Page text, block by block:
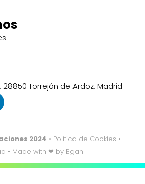
28850 Torrejón de Ardoz, Madrid
2024 • Política de Cookies •
• Made with ❤ by Bgan